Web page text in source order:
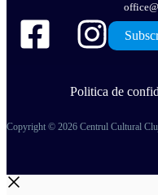
Politica de
Copyright © 2026 Centrul Cultural